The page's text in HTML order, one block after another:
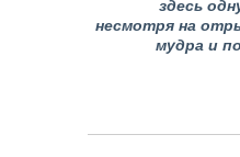
здесь
несмотря на
мудра и